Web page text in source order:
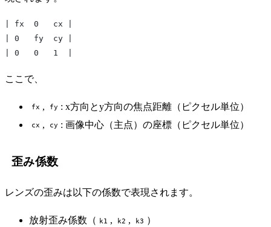
| fx  0   cx |
| 0   fy  cy |
| 0   0   1  |
ここで、
fx , fy : x方向とy方向の焦点距離（ピクセル単位）
cx , cy : 画像中心（主点）の座標（ピクセル単位）
歪み係数
レンズの歪みは以下の係数で表現されます。
放射歪み係数（ k1 , k2 , k3 ）